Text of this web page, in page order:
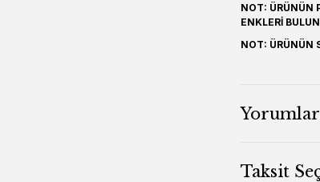
NOT: ÜRÜNÜN
ENKLERİ
NOT: ÜRÜNÜN
Yorumlar
Taksit